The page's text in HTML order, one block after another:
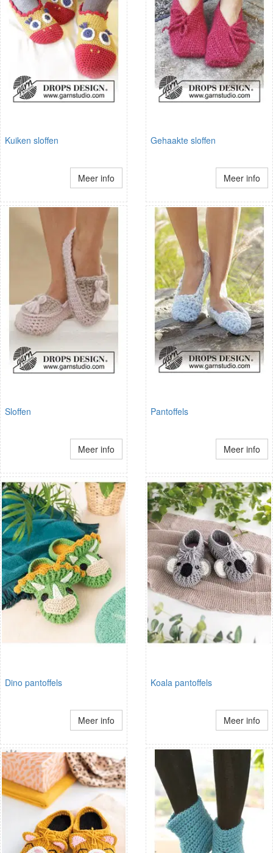
Kuiken sloffen
Meer info
Gehaakte sloffen
Meer info
Sloffen
Meer info
Pantoffels
Meer info
Dino pantoffels
Meer info
Koala pantoffels
Meer info